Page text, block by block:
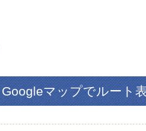
Googleマップでルート